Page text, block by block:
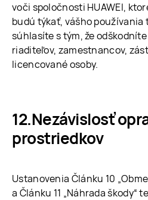
voči spoločnosti HUAWEI,
budú týkať, vášho používania
súhlasíte s tým, že
riaditeľov, zamestnancov,
licencované osoby.
Nezávislosť
prostriedkov
Ustanovenia Článku 10
a Článku 11 „Náhrada škody“